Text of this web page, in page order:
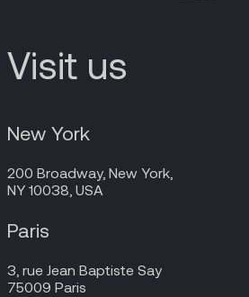
Visit us
New York
200 Broadway, New York,
NY 10038, USA
Paris
3, rue Jean Baptiste Say
75009 Paris